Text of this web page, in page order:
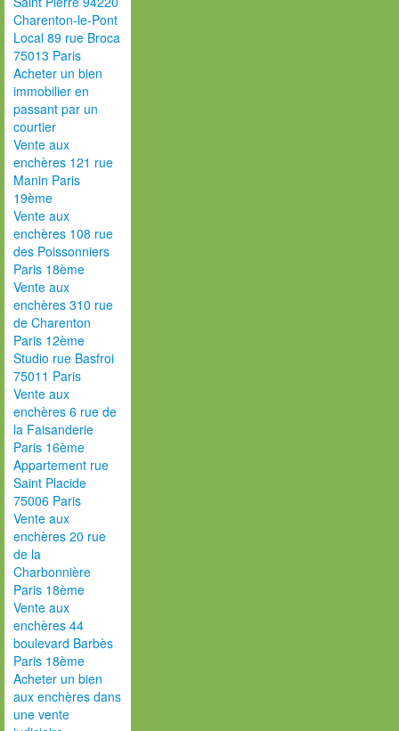
Charenton-le-Pont
Local 89 rue Broca
75013 Paris
Acheter un bien
immobilier en
passant par un
courtier
Vente aux
enchères 121 rue
Manin Paris
19ème
Vente aux
enchères 108 rue
des Poissonniers
Paris 18ème
Vente aux
enchères 310 rue
de Charenton
Paris 12ème
Studio rue Basfroi
75011 Paris
Vente aux
enchères 6 rue de
la Faisanderie
Paris 16ème
Appartement rue
Saint Placide
75006 Paris
Vente aux
enchères 20 rue
de la
Charbonnière
Paris 18ème
Vente aux
enchères 44
boulevard Barbès
Paris 18ème
Acheter un bien
aux enchères dans
une vente